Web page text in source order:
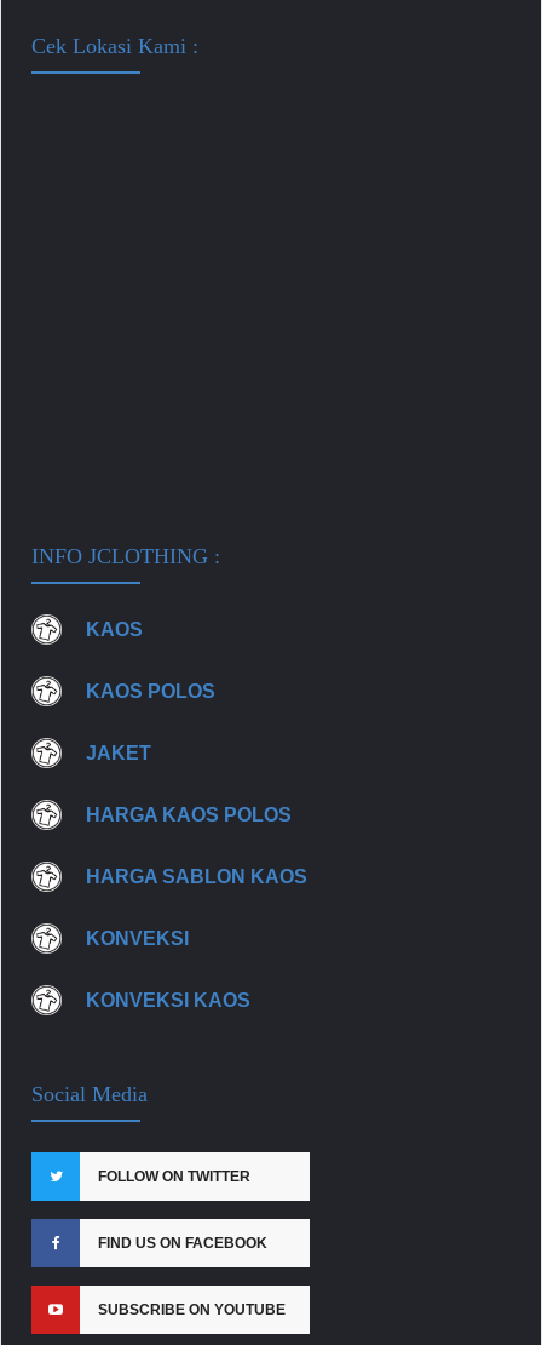
Cek Lokasi Kami :
INFO JCLOTHING :
KAOS
KAOS POLOS
JAKET
HARGA KAOS POLOS
HARGA SABLON KAOS
KONVEKSI
KONVEKSI KAOS
Social Media
FOLLOW ON TWITTER
FIND US ON FACEBOOK
SUBSCRIBE ON YOUTUBE